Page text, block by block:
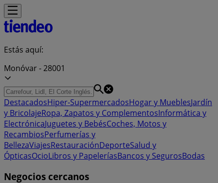
Estás aquí:
Monóvar - 28001
DestacadosHiper-SupermercadosHogar y MueblesJardín
y BricolajeRopa, Zapatos y ComplementosInformática y
ElectrónicaJuguetes y BebésCoches, Motos y
RecambiosPerfumerías y
BellezaViajesRestauraciónDeporteSalud y
ÓpticasOcioLibros y PapeleríasBancos y SegurosBodas
Negocios cercanos